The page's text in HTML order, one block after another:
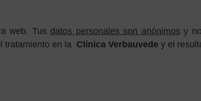
web. Tus datos personales son anónimos y
tratamiento en la Clínica Verbauvede y el